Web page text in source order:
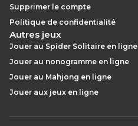
Supprimer le compte
Politique de confidentialité
Autres jeux
Jouer au Spider Solitaire en ligne
Jouer au nonogramme en ligne
Jouer au Mahjong en ligne
Jouer aux jeux en ligne